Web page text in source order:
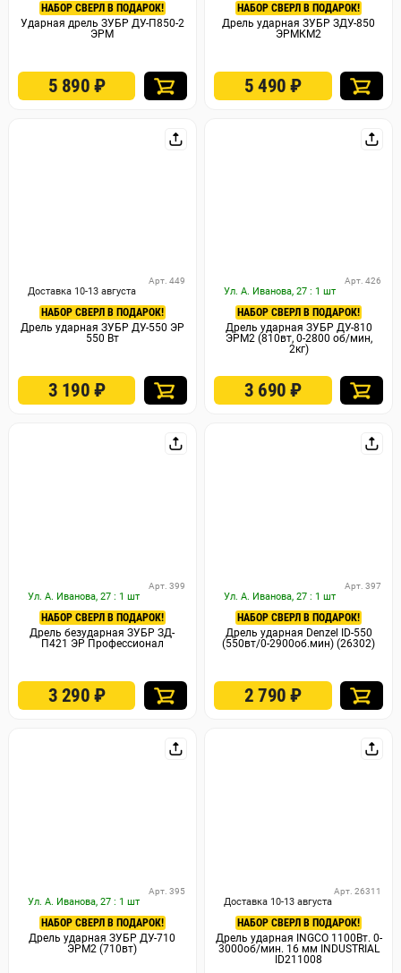
НАБОР СВЕРЛ В ПОДАРОК!
Ударная дрель ЗУБР ДУ-П850-2
ЭРМ
5 890 ₽
НАБОР СВЕРЛ В ПОДАРОК!
Дрель ударная ЗУБР ЗДУ-850
ЭРМКМ2
5 490₽
Доставка 10-13 августа
Арт. 449
НАБОР СВЕРЛ В ПОДАРОК!
Дрель ударная ЗУБР ДУ-550 ЭР
550 Вт
3 190 ₽
Ул. А. Иванова, 27 : 1 шт
Арт. 426
НАБОР СВЕРЛ В ПОДАРОК!
Дрель ударная ЗУБР ДУ-810
ЭРМ2 (810вт, 0-2800 об/мин,
2кг)
3 690₽
Ул. А. Иванова, 27 : 1 шт
Арт. 399
НАБОР СВЕРЛ В ПОДАРОК!
Дрель безударная ЗУБР ЗД-
П421 ЭР Профессионал
3 290 ₽
Ул. А. Иванова, 27 : 1 шт
Арт. 397
НАБОР СВЕРЛ В ПОДАРОК!
Дрель ударная Denzel ID-550
(550вт/0-2900об.мин) (26302)
2 790₽
Ул. А. Иванова, 27 : 1 шт
Арт. 395
НАБОР СВЕРЛ В ПОДАРОК!
Дрель ударная ЗУБР ДУ-710
ЭРМ2 (710вт)
Доставка 10-13 августа
Арт. 26311
НАБОР СВЕРЛ В ПОДАРОК!
Дрель ударная INGCO 1100Вт. 0-
3000об/мин. 16 мм INDUSTRIAL
ID211008